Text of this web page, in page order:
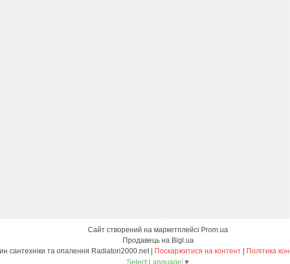
Сайт створений на маркетплейсі Prom.ua
Продавець на Bigl.ua
Поскаржитися на контент
Політика
Select Language ▼